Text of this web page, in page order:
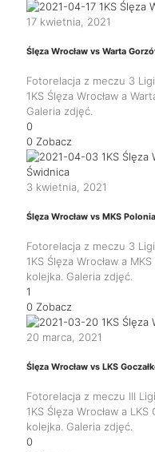
17 kwietnia, 2021
Ślęza Wrocław vs Warta
Fotorelacja z meczu 3
1KS Ślęza Wrocław a
Galeria zdjęć.
0
0 Zobacz
3 kwietnia, 2021
Ślęza Wrocław vs MKS
Fotorelacja z meczu 3
1KS Ślęza Wrocław a
kolejka. Galeria zdjęć.
1
0 Zobacz
20 marca, 2021
Ślęza Wrocław vs LKS
Fotorelacja z meczu III
1KS Ślęza Wrocław a
kolejka. Galeria zdjęć.
0